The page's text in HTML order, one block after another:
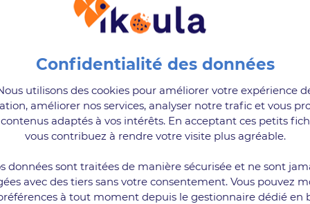
et approuvé par nos
utilisons des cookies pour améliorer votre expérience
améliorer nos services, analyser notre trafic et vous
adaptés à vos intérêts. En acceptant ces petits
vous contribuez à rendre votre visite plus agréable.
données sont traitées de manière sécurisée et ne sont
avec des tiers sans votre consentement. Vous pouvez
à tout moment depuis le gestionnaire dédié en